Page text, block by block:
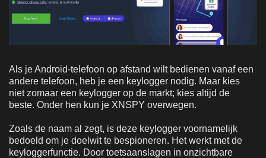
Als je Android-telefoon op afstand wilt bedienen vanaf een
andere telefoon, heb je een keylogger nodig. Maar kies
niet zomaar een keylogger op de markt; kies altijd de
beste. Onder hen kun je XNSPY overwegen.
Zoals de naam al zegt, is deze keylogger voornamelijk
bedoeld om je doelwit te bespioneren. Het werkt met de
keyloggerfunctie. Door toetsaanslagen in onzichtbare